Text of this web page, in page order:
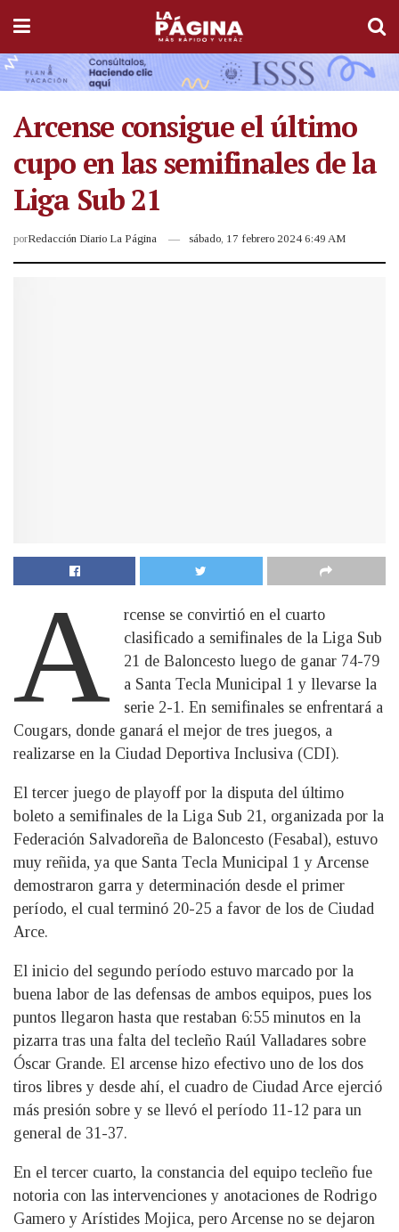
Arcense consigue el último
cupo en las semifinales de la
Liga Sub 21
porRedacción Diario La Página sábado, 17 febrero 2024 6:49 AM
A
rcense se convirtió en el cuarto
clasificado a semifinales de la Liga Sub
21 de Baloncesto luego de ganar 74-79
a Santa Tecla Municipal 1 y llevarse la
serie 2-1. En semifinales se enfrentará a
Cougars, donde ganará el mejor de tres juegos, a
realizarse en la Ciudad Deportiva Inclusiva (CDI).
El tercer juego de playoff por la disputa del último
boleto a semifinales de la Liga Sub 21, organizada por la
Federación Salvadoreña de Baloncesto (Fesabal), estuvo
muy reñida, ya que Santa Tecla Municipal 1 y Arcense
demostraron garra y determinación desde el primer
período, el cual terminó 20-25 a favor de los de Ciudad
Arce.
El inicio del segundo período estuvo marcado por la
buena labor de las defensas de ambos equipos, pues los
puntos llegaron hasta que restaban 6:55 minutos en la
pizarra tras una falta del tecleño Raúl Valladares sobre
Óscar Grande. El arcense hizo efectivo uno de los dos
tiros libres y desde ahí, el cuadro de Ciudad Arce ejerció
más presión sobre y se llevó el período 11-12 para un
general de 31-37.
En el tercer cuarto, la constancia del equipo tecleño fue
notoria con las intervenciones y anotaciones de Rodrigo
Gamero y Arístides Mojica, pero Arcense no se dejaron